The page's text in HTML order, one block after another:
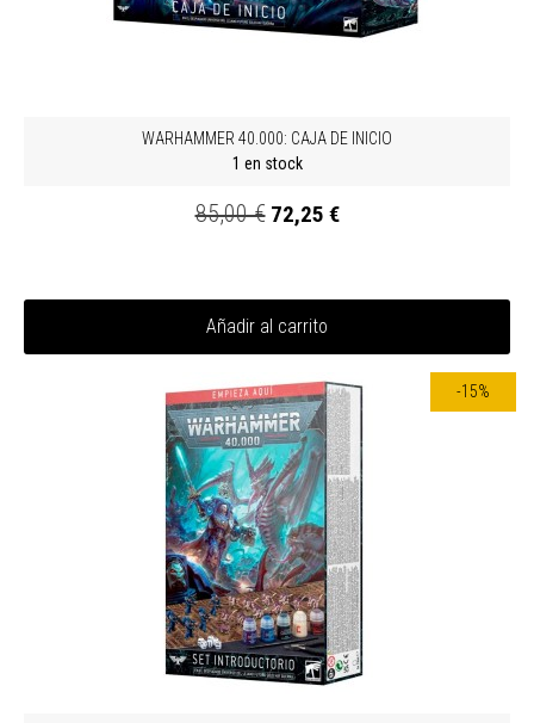
WARHAMMER 40.000: CAJA DE INICIO
1 en stock
85,00 € 72,25 €
Añadir al carrito
-15%